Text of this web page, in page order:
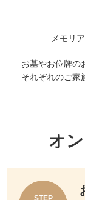
メモリ
お墓やお位牌の
それぞれのご家
オ